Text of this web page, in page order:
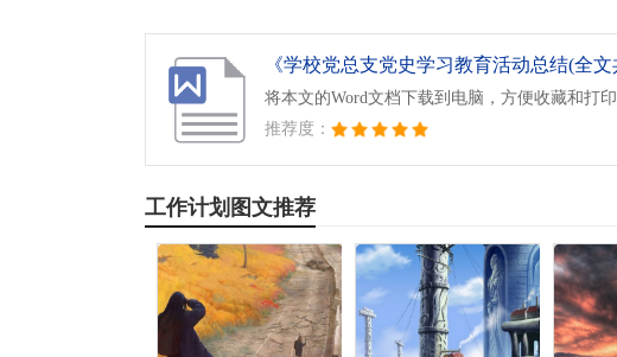
将本文的Word文档下载到电脑，方便收藏和打印
推荐度：
工作计划图文推荐